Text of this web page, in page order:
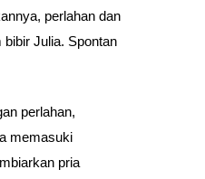
perlahan dan
Julia. Spontan
perlahan,
memasuki
pria